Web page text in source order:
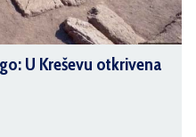
U Kreševu otkrivena